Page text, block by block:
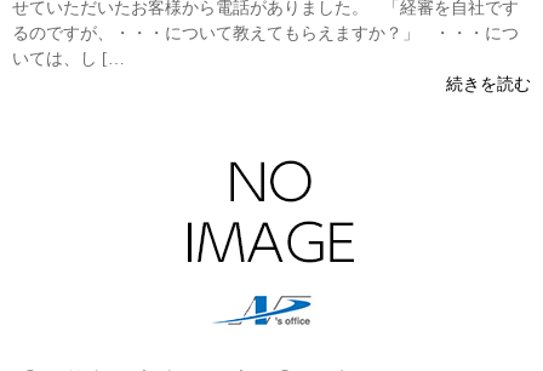
せていただいたお客様から電話がありました。 「経審を自社です
るのですが、・・・について教えてもらえますか？」 ・・・につ
いては、し […
続きを読む